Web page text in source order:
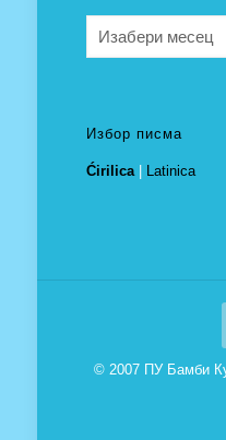
Избор писма
Ćirilica| Latinica
© 2007 ПУ Бамби